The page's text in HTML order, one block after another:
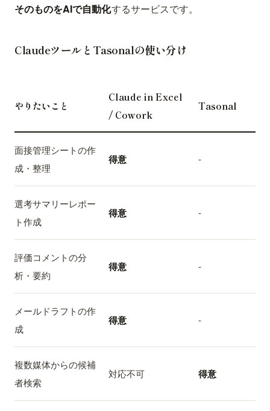
そのものをAIで自動化するサービスです。
ClaudeツールとTasonalの使い分け
やりたいこと
Claude in Excel
/ Cowork
Tasonal
面接管理シートの作
成・整理
得意 -
選考サマリーレポー
ト作成
得意 -
評価コメントの分
析・要約
得意 -
メールドラフトの作
成
得意 -
複数媒体からの候補
者検索
対応不可 得意